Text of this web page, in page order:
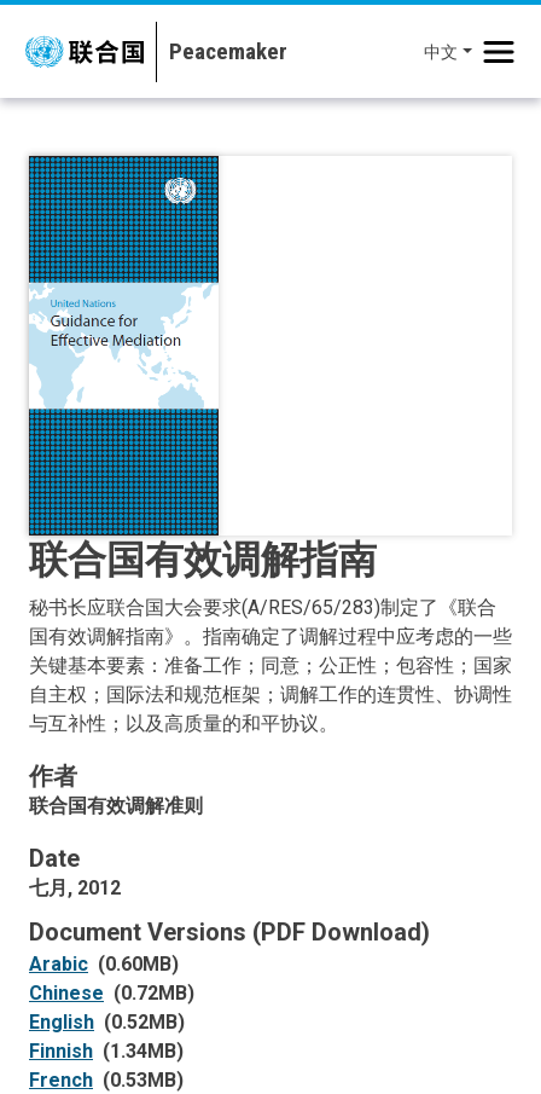
移至主內容
中文
联合国有效调解指南
秘书长应联合国大会要求(A/RES/65/283)制定了《联合
国有效调解指南》。指南确定了调解过程中应考虑的一些
关键基本要素：准备工作；同意；公正性；包容性；国家
自主权；国际法和规范框架；调解工作的连贯性、协调性
与互补性；以及高质量的和平协议。
作者
联合国有效调解准则
Date
七月, 2012
Document Versions (PDF Download)
Arabic (0.60MB)
Chinese (0.72MB)
English (0.52MB)
Finnish (1.34MB)
French (0.53MB)